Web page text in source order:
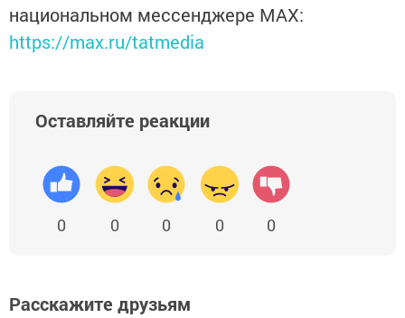
национальном мессенджере MАХ:
https://max.ru/tatmedia
Оставляйте реакции
0 0 0 0 0
Расскажите друзьям